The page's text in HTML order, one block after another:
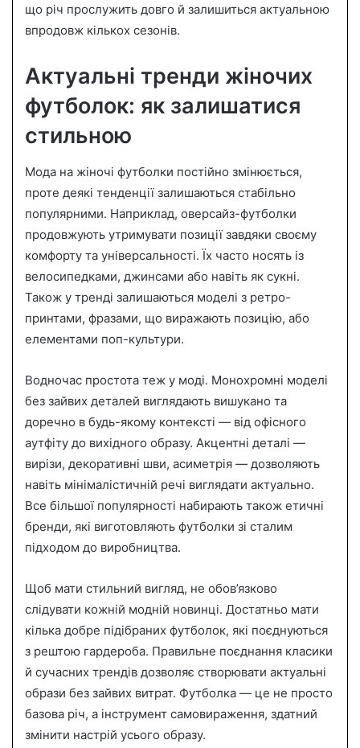
що річ прослужить довго й залишиться актуальною
впродовж кількох сезонів.
Актуальні тренди жіночих
футболок: як залишатися
стильною
Мода на жіночі футболки постійно змінюється,
проте деякі тенденції залишаються стабільно
популярними. Наприклад, оверсайз-футболки
продовжують утримувати позиції завдяки своєму
комфорту та універсальності. Їх часто носять із
велосипедками, джинсами або навіть як сукні.
Також у тренді залишаються моделі з ретро-
принтами, фразами, що виражають позицію, або
елементами поп-культури.
Водночас простота теж у моді. Монохромні моделі
без зайвих деталей виглядають вишукано та
доречно в будь-якому контексті — від офісного
аутфіту до вихідного образу. Акцентні деталі —
вирізи, декоративні шви, асиметрія — дозволяють
навіть мінімалістичній речі виглядати актуально.
Все більшої популярності набирають також етичні
бренди, які виготовляють футболки зі сталим
підходом до виробництва.
Щоб мати стильний вигляд, не обов’язково
слідувати кожній модній новинці. Достатньо мати
кілька добре підібраних футболок, які поєднуються
з рештою гардероба. Правильне поєднання класики
й сучасних трендів дозволяє створювати актуальні
образи без зайвих витрат. Футболка — це не просто
базова річ, а інструмент самовираження, здатний
змінити настрій усього образу.